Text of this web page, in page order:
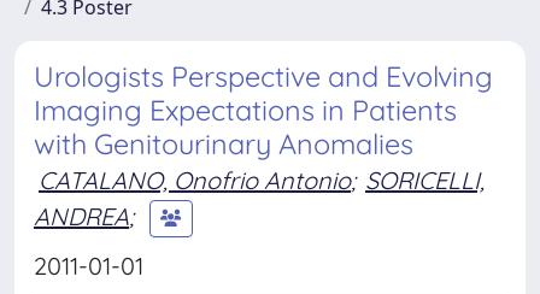
4.3 Poster
Urologists Perspective and Evolving
Imaging Expectations in Patients
with Genitourinary Anomalies
CATALANO, Onofrio Antonio; SORICELLI,
ANDREA;
2011-01-01